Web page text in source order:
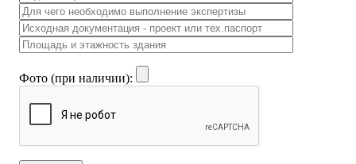
Фото (при наличии):